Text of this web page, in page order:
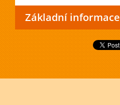
Základní informace